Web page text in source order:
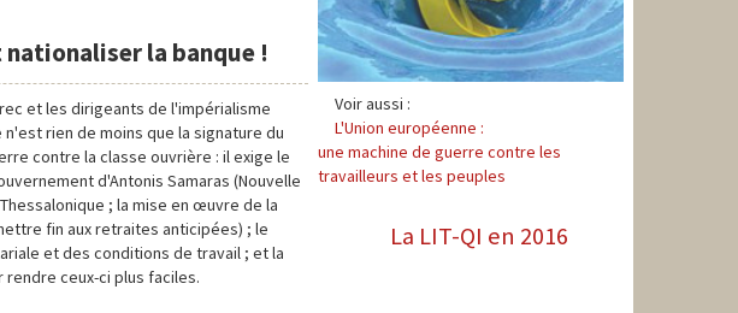
la banque !
et les dirigeants de l'impérialisme
rien de moins que la signature du
contre la classe ouvrière : il exige le
d'Antonis Samaras (Nouvelle
; la mise en œuvre de la
fin aux retraites anticipées) ; le
et des conditions de travail ; et la
ceux-ci plus faciles.
Voir aussi :
L'Union européenne :
une machine de guerre contre les
travailleurs et les peuples
La LIT-QI en 2016